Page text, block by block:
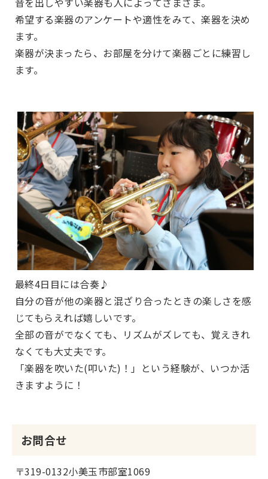
希望する楽器のアンケートや適性をみて、楽器を決め
ます。
楽器が決まったら、お部屋を分けて楽器ごとに練習し
ます。
最終4日目には合奏♪
自分の音が他の楽器と混ざり合ったときの楽しさを感
じてもらえれば嬉しいです。
全部の音がでなくても、リズムがズレても、覚えきれ
なくても大丈夫です。
「楽器を吹いた(叩いた)！」という経験が、いつか活
きますように！
お問合せ
〒319-0132小美玉市部室1069